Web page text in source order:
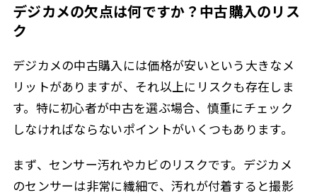
デジカメの欠点は何ですか？中古購入のリス
ク
デジカメの中古購入には価格が安いという大きなメ
リットがありますが、それ以上にリスクも存在しま
す。特に初心者が中古を選ぶ場合、慎重にチェック
しなければならないポイントがいくつもあります。
まず、センサー汚れやカビのリスクです。デジカメ
のセンサーは非常に繊細で、汚れが付着すると撮影